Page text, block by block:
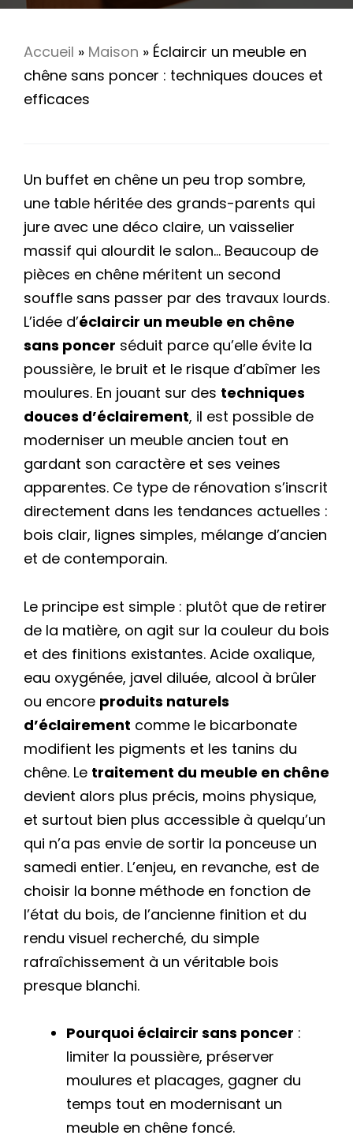
Accueil » Maison » Éclaircir un meuble en
chêne sans poncer : techniques douces et
efficaces
Un buffet en chêne un peu trop sombre,
une table héritée des grands-parents qui
jure avec une déco claire, un vaisselier
massif qui alourdit le salon… Beaucoup de
pièces en chêne méritent un second
souffle sans passer par des travaux lourds.
L’idée d’éclaircir un meuble en chêne
sans poncer séduit parce qu’elle évite la
poussière, le bruit et le risque d’abîmer les
moulures. En jouant sur des techniques
douces d’éclairement, il est possible de
moderniser un meuble ancien tout en
gardant son caractère et ses veines
apparentes. Ce type de rénovation s’inscrit
directement dans les tendances actuelles :
bois clair, lignes simples, mélange d’ancien
et de contemporain.
Le principe est simple : plutôt que de retirer
de la matière, on agit sur la couleur du bois
et des finitions existantes. Acide oxalique,
eau oxygénée, javel diluée, alcool à brûler
ou encore produits naturels
d’éclairement comme le bicarbonate
modifient les pigments et les tanins du
chêne. Le traitement du meuble en chêne
devient alors plus précis, moins physique,
et surtout bien plus accessible à quelqu’un
qui n’a pas envie de sortir la ponceuse un
samedi entier. L’enjeu, en revanche, est de
choisir la bonne méthode en fonction de
l’état du bois, de l’ancienne finition et du
rendu visuel recherché, du simple
rafraîchissement à un véritable bois
presque blanchi.
Pourquoi éclaircir sans poncer :
limiter la poussière, préserver
moulures et placages, gagner du
temps tout en modernisant un
meuble en chêne foncé.